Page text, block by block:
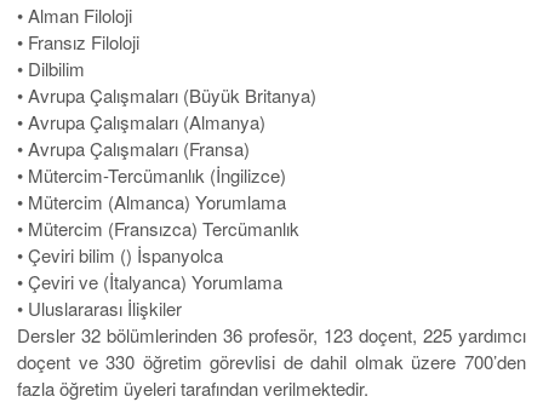
• Alman Filoloji
• Fransız Filoloji
• Dilbilim
• Avrupa Çalışmaları (Büyük Britanya)
• Avrupa Çalışmaları (Almanya)
• Avrupa Çalışmaları (Fransa)
• Mütercim-Tercümanlık (İngilizce)
• Mütercim (Almanca) Yorumlama
• Mütercim (Fransızca) Tercümanlık
• Çeviri bilim () İspanyolca
• Çeviri ve (İtalyanca) Yorumlama
• Uluslararası İlişkiler
Dersler 32 bölümlerinden 36 profesör, 123 doçent, 225 yardımcı
doçent ve 330 öğretim görevlisi de dahil olmak üzere 700’den
fazla öğretim üyeleri tarafından verilmektedir.